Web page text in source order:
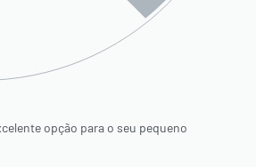
opção para o seu pequeno